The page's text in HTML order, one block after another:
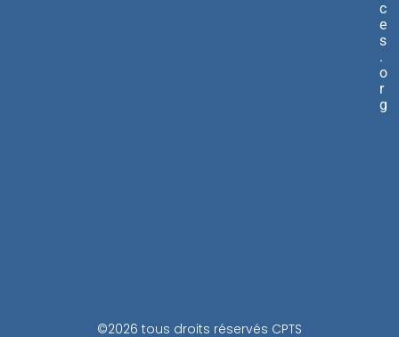
c
e
s
.
o
r
g
©2026 tous droits réservés CPTS